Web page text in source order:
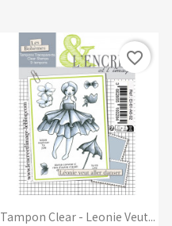
Tampon Clear - Leonie Veut...
favorite_border